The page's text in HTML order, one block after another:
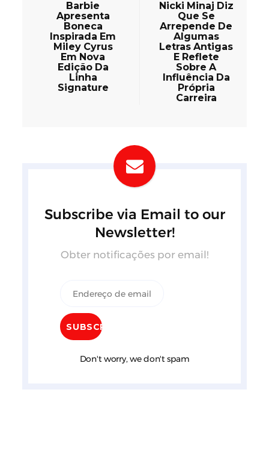
Barbie
Apresenta
Boneca
Inspirada Em
Miley Cyrus
Em Nova
Edição Da
Linha
Signature
Nicki Minaj Diz
Que Se
Arrepende De
Algumas
Letras Antigas
E Reflete
Sobre A
Influência Da
Própria
Carreira
Subscribe via Email to our
Newsletter!
Obter notificações por email!
Don't worry, we don't spam